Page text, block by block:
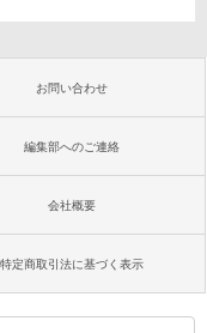
お問い合わせ
編集部へのご連絡
会社概要
特定商取引法に基づく表示